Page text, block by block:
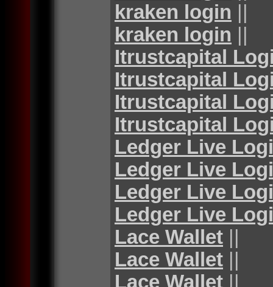
kraken login ||
kraken login ||
Itrustcapital
Itrustcapital
Itrustcapital
Itrustcapital
Ledger Live
Ledger Live
Ledger Live
Ledger Live
Lace Wallet ||
Lace Wallet ||
Lace Wallet ||